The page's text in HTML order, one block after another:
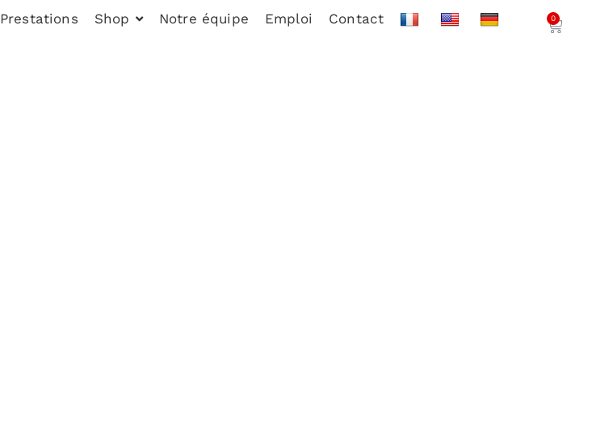
Prestations Shop Notre équipe Emploi Contact 0